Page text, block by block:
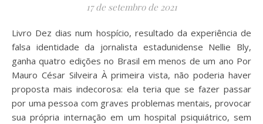
17 de setembro de 2021
Livro Dez dias num hospício, resultado da experiência de
falsa identidade da jornalista estadunidense Nellie Bly,
ganha quatro edições no Brasil em menos de um ano Por
Mauro César Silveira À primeira vista, não poderia haver
proposta mais indecorosa: ela teria que se fazer passar
por uma pessoa com graves problemas mentais, provocar
sua própria internação em um hospital psiquiátrico, sem